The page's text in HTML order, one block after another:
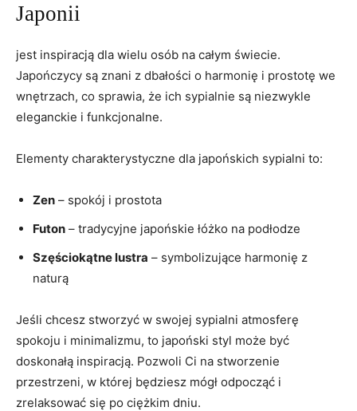
⁤Japonii
jest inspiracją‌ dla‌ wielu ‌osób na całym świecie.
Japończycy⁣ są znani z dbałości o harmonię i ⁢prostotę we⁣
wnętrzach, co sprawia, że ⁣ich sypialnie są niezwykle
⁤eleganckie i⁤ funkcjonalne.
Elementy charakterystyczne dla japońskich sypialni to:
Zen – spokój⁤ i‌ prostota
Futon – tradycyjne japońskie ‍łóżko ⁢na podłodze
Szęściokątne lustra – symbolizujące harmonię⁤ z
naturą
Jeśli chcesz​ stworzyć w swojej sypialni atmosferę⁤
spokoju i ​minimalizmu, to japoński styl może być
doskonałą inspiracją. Pozwoli ​Ci na stworzenie
przestrzeni, w ⁤której będziesz mógł‌ odpocząć i
zrelaksować się po ciężkim dniu.